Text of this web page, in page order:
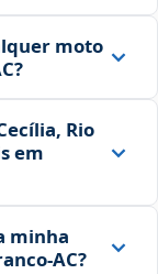
moto
Rio
em
minha